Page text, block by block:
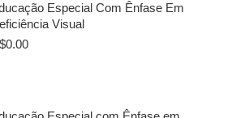
Especial Com Ênfase Em
Visual
0.00